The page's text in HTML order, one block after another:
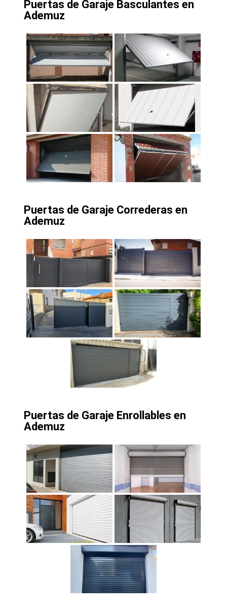
Puertas de Garaje Basculantes en
Ademuz
Puertas de Garaje Correderas en
Ademuz
Puertas de Garaje Enrollables en
Ademuz